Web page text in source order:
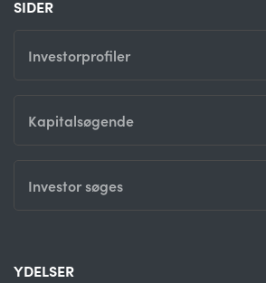
SIDER
Investorprofiler
Kapitalsøgende
Investor søges
YDELSER